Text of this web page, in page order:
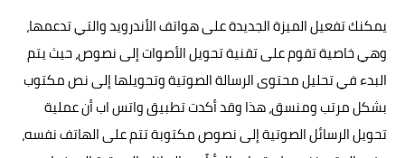
يمكنك تفعيل الميزة الجديدة على هواتف الأندرويد والتي تدعمها،
وهي خاصية تقوم على تقنية تحويل الأصوات إلى نصوص، حيث يتم
البدء في تحليل محتوى الرسالة الصوتية وتحويلها إلى نص مكتوب
بشكل مرتب ومنسق، هذا وقد أكدت تطبيقواتس ابأن عملية
تحويل الرسائل الصوتية إلى نصوص مكتوبة تتم على الهاتف نفسه،